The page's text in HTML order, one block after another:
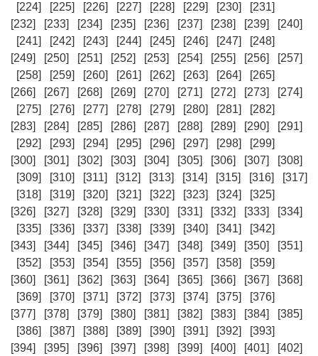
[224]
[225] [226] [227] [228] [229] [230]
[231]
[232]
[233] [234] [235] [236] [237] [238] [239]
[240]
[241]
[242] [243] [244] [245] [246] [247]
[248]
[249]
[250] [251] [252] [253] [254] [255] [256]
[257]
[258]
[259] [260] [261] [262] [263] [264]
[265]
[266]
[267] [268] [269] [270] [271] [272] [273]
[274]
[275]
[276] [277] [278] [279] [280] [281]
[282]
[283]
[284] [285] [286] [287] [288] [289] [290]
[291]
[292]
[293] [294] [295] [296] [297] [298]
[299]
[300]
[301] [302] [303] [304] [305] [306] [307]
[308]
[309]
[310] [311] [312] [313] [314] [315] [316]
[317]
[318]
[319] [320] [321] [322] [323] [324]
[325]
[326]
[327] [328] [329] [330] [331] [332] [333]
[334]
[335]
[336] [337] [338] [339] [340] [341]
[342]
[343]
[344] [345] [346] [347] [348] [349] [350]
[351]
[352]
[353] [354] [355] [356] [357] [358]
[359]
[360]
[361] [362] [363] [364] [365] [366] [367]
[368]
[369]
[370] [371] [372] [373] [374] [375]
[376]
[377]
[378] [379] [380] [381] [382] [383] [384]
[385]
[386]
[387] [388] [389] [390] [391] [392]
[393]
[394]
[395] [396] [397] [398] [399] [400] [401]
[402]